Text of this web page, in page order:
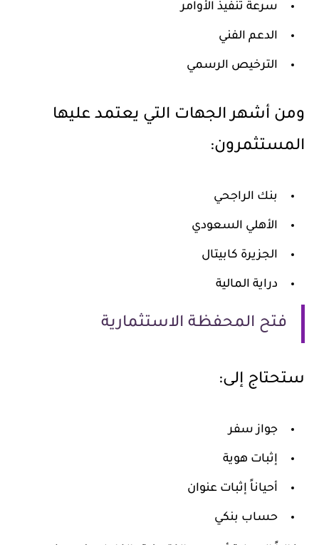
سرعة تنفيذ الأوامر
الدعم الفني
الترخيص الرسمي
ومن أشهر الجهات التي يعتمد عليها
المستثمرون:
بنك الراجحي
الأهلي السعودي
الجزيرة كابيتال
دراية المالية
فتح المحفظة الاستثمارية
ستحتاج إلى:
جواز سفر
إثبات هوية
أحياناً إثبات عنوان
حساب بنكي